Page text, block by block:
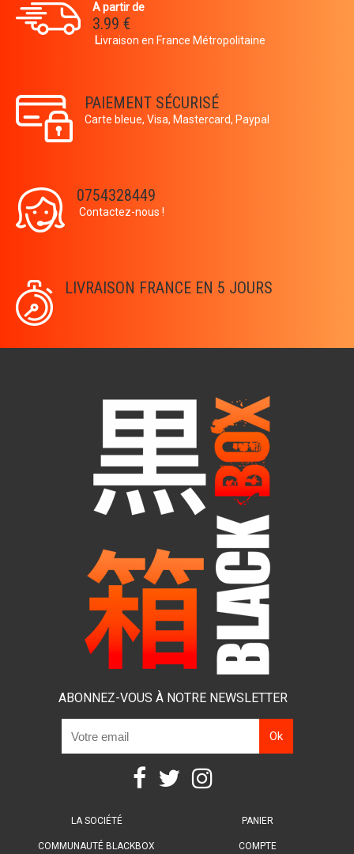
A partir de
3.99 €
Livraison en France Métropolitaine
PAIEMENT SÉCURISÉ
Carte bleue, Visa, Mastercard, Paypal
0754328449
Contactez-nous !
LIVRAISON FRANCE EN 5 JOURS
ABONNEZ-VOUS À NOTRE NEWSLETTER
LA SOCIÉTÉ
COMMUNAUTÉ BLACKBOX
PANIER
COMPTE